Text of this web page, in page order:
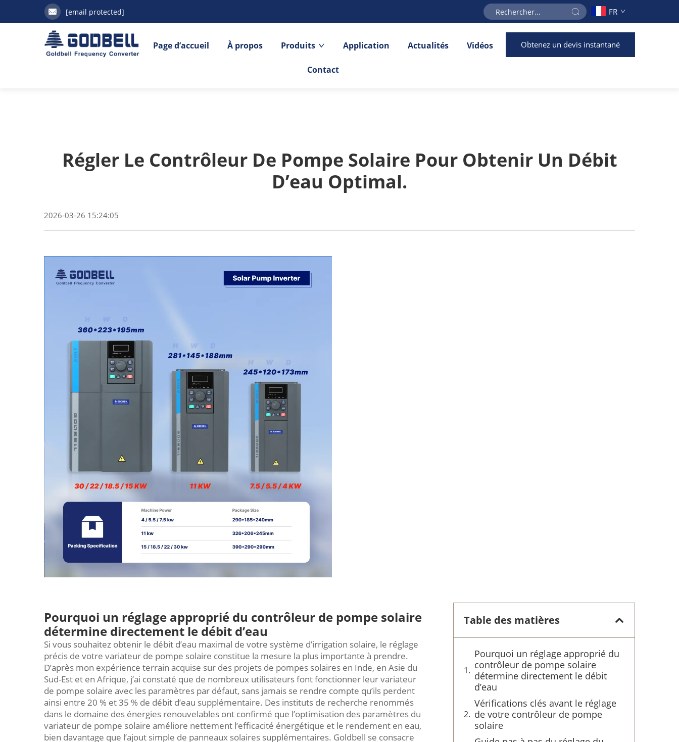
[email protected] FR
Page d’accueil À propos Produits Application Actualités Vidéos
Contact
Obtenez un devis instantané
Régler Le Contrôleur De Pompe Solaire Pour Obtenir Un Débit
D’eau Optimal.
2026-03-26 15:24:05
Pourquoi un réglage approprié du contrôleur de pompe solaire
détermine directement le débit d’eau
Si vous souhaitez obtenir le débit d’eau maximal de votre système d’irrigation solaire, le réglage
précis de votre variateur de pompe solaire constitue la mesure la plus importante à prendre.
D’après mon expérience terrain acquise sur des projets de pompes solaires en Inde, en Asie du
Sud-Est et en Afrique, j’ai constaté que de nombreux utilisateurs font fonctionner leur variateur
de pompe solaire avec les paramètres par défaut, sans jamais se rendre compte qu’ils perdent
ainsi entre 20 % et 35 % de débit d’eau supplémentaire. Des instituts de recherche renommés
dans le domaine des énergies renouvelables ont confirmé que l’optimisation des paramètres du
variateur de pompe solaire améliore nettement l’efficacité énergétique et le rendement en eau,
bien davantage que l’ajout simple de panneaux solaires supplémentaires. Goldbell se consacre
Table des matières
Pourquoi un réglage approprié du
contrôleur de pompe solaire
détermine directement le débit
d’eau
Vérifications clés avant le réglage
de votre contrôleur de pompe
solaire